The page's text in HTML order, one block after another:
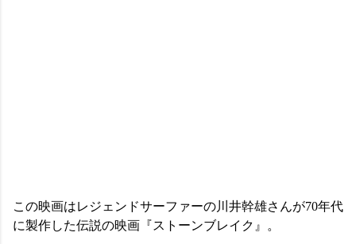
この映画はレジェンドサーファーの川井幹雄さんが70年代
に製作した伝説の映画『ストーンブレイク』。